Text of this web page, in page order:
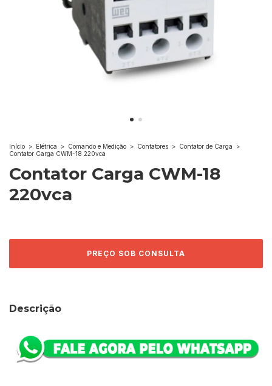
Início > Elétrica > Comando e Medição > Contatores > Contator de Carga
>
Contator Carga CWM-18 220vca
Contator Carga CWM-18
220vca
Descrição